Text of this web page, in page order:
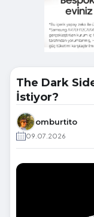
The Dark
İstiyor?
omburtito
09.07.2026